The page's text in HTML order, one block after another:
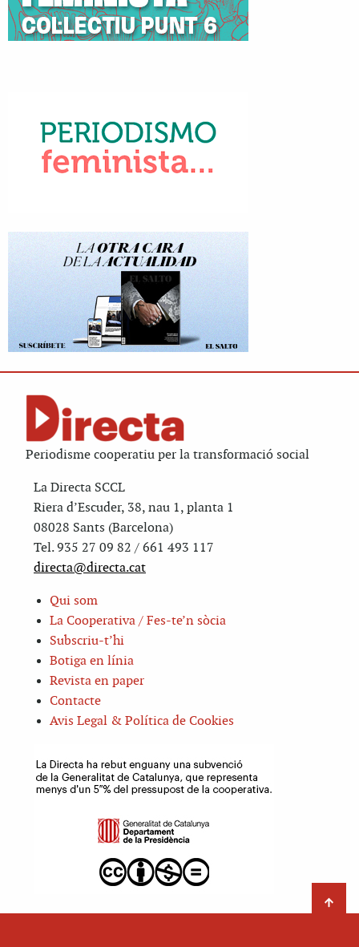
Periodisme cooperatiu per la transformació social
La Directa SCCL
Riera d’Escuder, 38, nau 1, planta 1
08028 Sants (Barcelona)
Tel. 935 27 09 82 / 661 493 117
directa@directa.cat
Qui som
La Cooperativa / Fes-te’n sòcia
Subscriu-t’hi
Botiga en línia
Revista en paper
Contacte
Avis Legal & Política de Cookies